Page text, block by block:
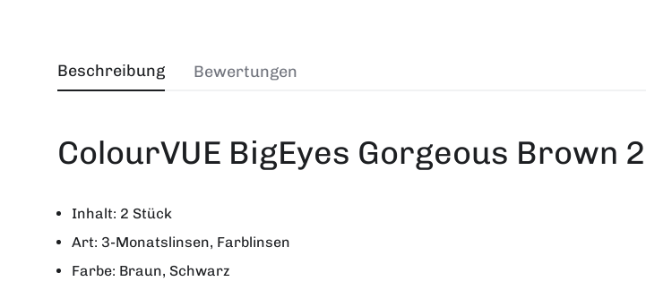
Beschreibung
ColourVUE BigEyes Gorgeous Brown 2
Inhalt: 2 Stück
Art: 3-Monatslinsen, Farblinsen
Farbe: Braun, Schwarz
Bewertungen